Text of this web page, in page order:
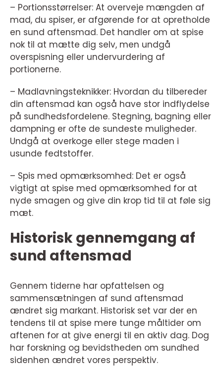
– Portionsstørrelser: At overveje mængden af
mad, du spiser, er afgørende for at opretholde
en sund aftensmad. Det handler om at spise
nok til at mætte dig selv, men undgå
overspisning eller undervurdering af
portionerne.
– Madlavningsteknikker: Hvordan du tilbereder
din aftensmad kan også have stor indflydelse
på sundhedsfordelene. Stegning, bagning eller
dampning er ofte de sundeste muligheder.
Undgå at overkoge eller stege maden i
usunde fedtstoffer.
– Spis med opmærksomhed: Det er også
vigtigt at spise med opmærksomhed for at
nyde smagen og give din krop tid til at føle sig
mæt.
Historisk gennemgang af
sund aftensmad
Gennem tiderne har opfattelsen og
sammensætningen af sund aftensmad
ændret sig markant. Historisk set var der en
tendens til at spise mere tunge måltider om
aftenen for at give energi til en aktiv dag. Dog
har forskning og bevidstheden om sundhed
sidenhen ændret vores perspektiv.